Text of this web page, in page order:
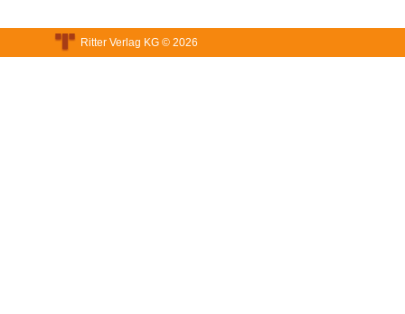
Ritter Verlag KG © 2026